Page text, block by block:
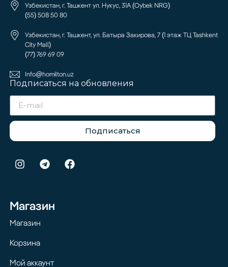
Узбекистан, г. Ташкент ул. Нукус, 31А (Oybek NRG)
(55) 508 50 80
Узбекистан, г. Ташкент, ул. Батыра Закирова, 7 (1 этаж ТЦ Tashkent
City Mall)
(77) 769 69 09
Info@homilton.uz
Подписаться на обновления
Подписаться
Магазин
Магазин
Корзина
Мой аккаунт